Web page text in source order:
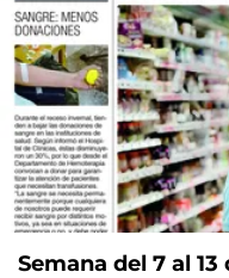
Semana del 7 al